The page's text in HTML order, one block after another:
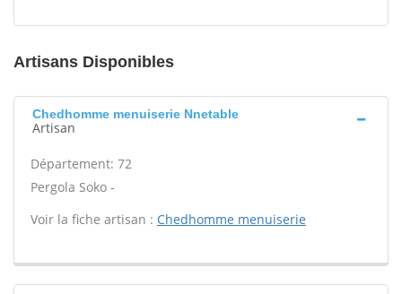
Artisans Disponibles
Chedhomme menuiserie Nnetable
Artisan
Département: 72
Pergola Soko -
Voir la fiche artisan : Chedhomme menuiserie